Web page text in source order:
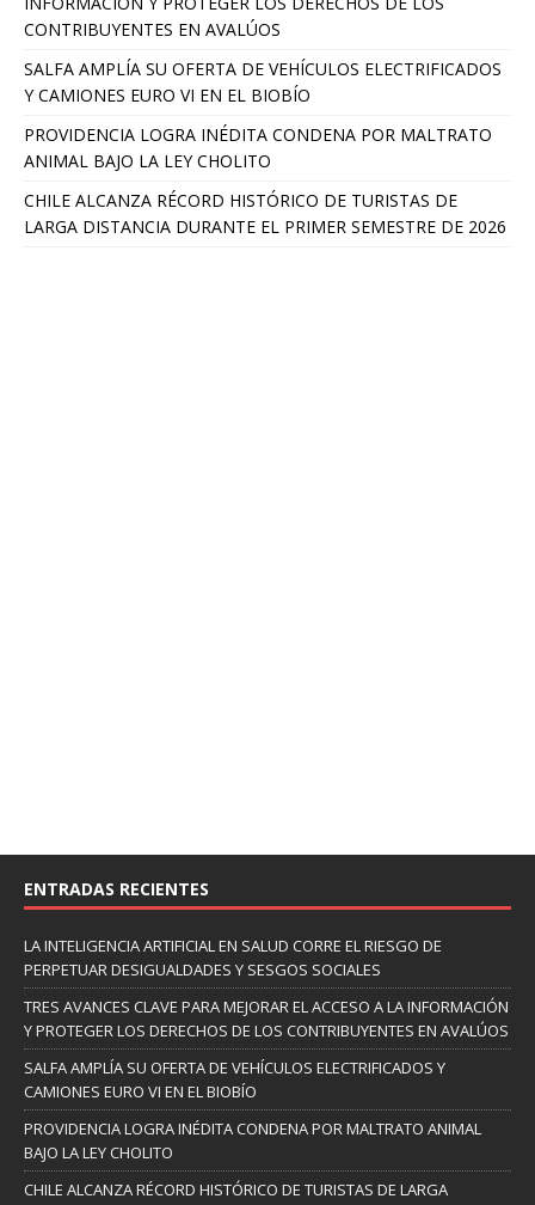
CONTRIBUYENTES EN AVALÚOS
SALFA AMPLÍA SU OFERTA DE VEHÍCULOS ELECTRIFICADOS
Y CAMIONES EURO VI EN EL BIOBÍO
PROVIDENCIA LOGRA INÉDITA CONDENA POR MALTRATO
ANIMAL BAJO LA LEY CHOLITO
CHILE ALCANZA RÉCORD HISTÓRICO DE TURISTAS DE
LARGA DISTANCIA DURANTE EL PRIMER SEMESTRE DE 2026
ENTRADAS RECIENTES
LA INTELIGENCIA ARTIFICIAL EN SALUD CORRE EL RIESGO DE
PERPETUAR DESIGUALDADES Y SESGOS SOCIALES
TRES AVANCES CLAVE PARA MEJORAR EL ACCESO A LA INFORMACIÓN
Y PROTEGER LOS DERECHOS DE LOS CONTRIBUYENTES EN AVALÚOS
SALFA AMPLÍA SU OFERTA DE VEHÍCULOS ELECTRIFICADOS Y
CAMIONES EURO VI EN EL BIOBÍO
PROVIDENCIA LOGRA INÉDITA CONDENA POR MALTRATO ANIMAL
BAJO LA LEY CHOLITO
CHILE ALCANZA RÉCORD HISTÓRICO DE TURISTAS DE LARGA